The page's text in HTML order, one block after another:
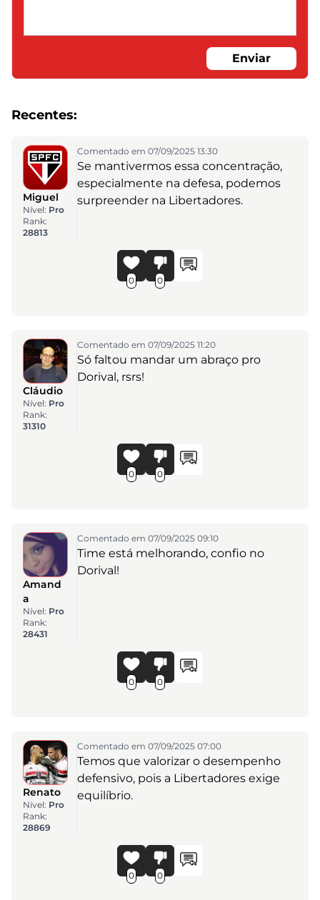
Enviar
Recentes:
Miguel
Nível: Pro
Rank:
28813
Comentado em 07/09/2025 13:30
Se mantivermos essa concentração,
especialmente na defesa, podemos
surpreender na Libertadores.
0 0
Cláudio
Nível: Pro
Rank:
31310
Comentado em 07/09/2025 11:20
Só faltou mandar um abraço pro
Dorival, rsrs!
0 0
Amand
a
Nível: Pro
Rank:
28431
Comentado em 07/09/2025 09:10
Time está melhorando, confio no
Dorival!
0 0
Renato
Nível: Pro
Rank:
28869
Comentado em 07/09/2025 07:00
Temos que valorizar o desempenho
defensivo, pois a Libertadores exige
equilíbrio.
0 0